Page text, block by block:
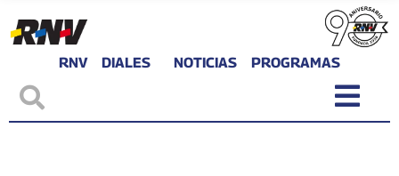
RNV DIALES NOTICIAS PROGRAMAS